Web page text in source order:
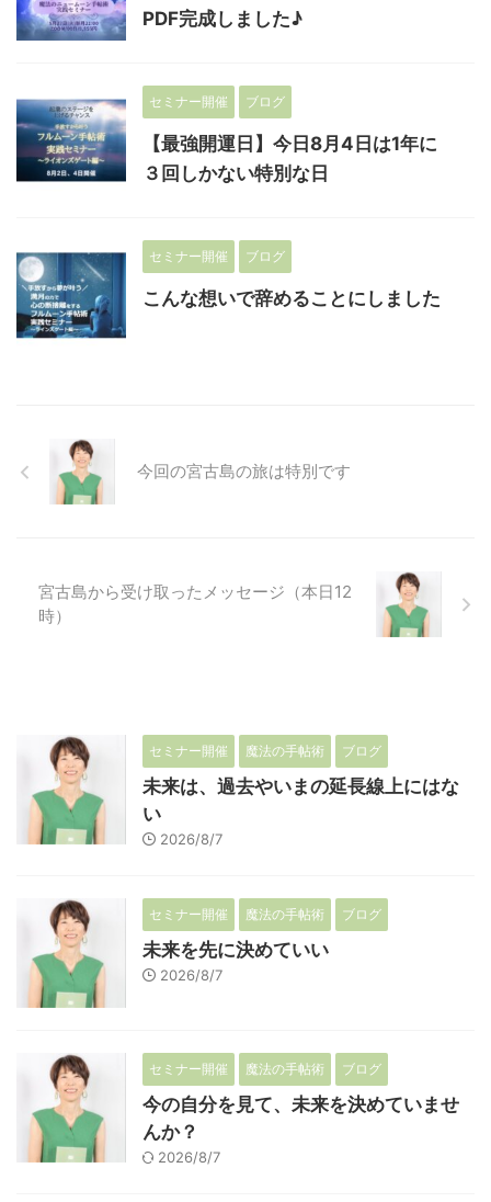
PDF完成しました♪
セミナー開催 ブログ
【最強開運日】今日8月4日は1年に
３回しかない特別な日
セミナー開催 ブログ
こんな想いで辞めることにしました
今回の宮古島の旅は特別です
宮古島から受け取ったメッセージ（本日12
時）
セミナー開催 魔法の手帖術 ブログ
未来は、過去やいまの延長線上にはな
い
2026/8/7
セミナー開催 魔法の手帖術 ブログ
未来を先に決めていい
2026/8/7
セミナー開催 魔法の手帖術 ブログ
今の自分を見て、未来を決めていませ
んか？
2026/8/7